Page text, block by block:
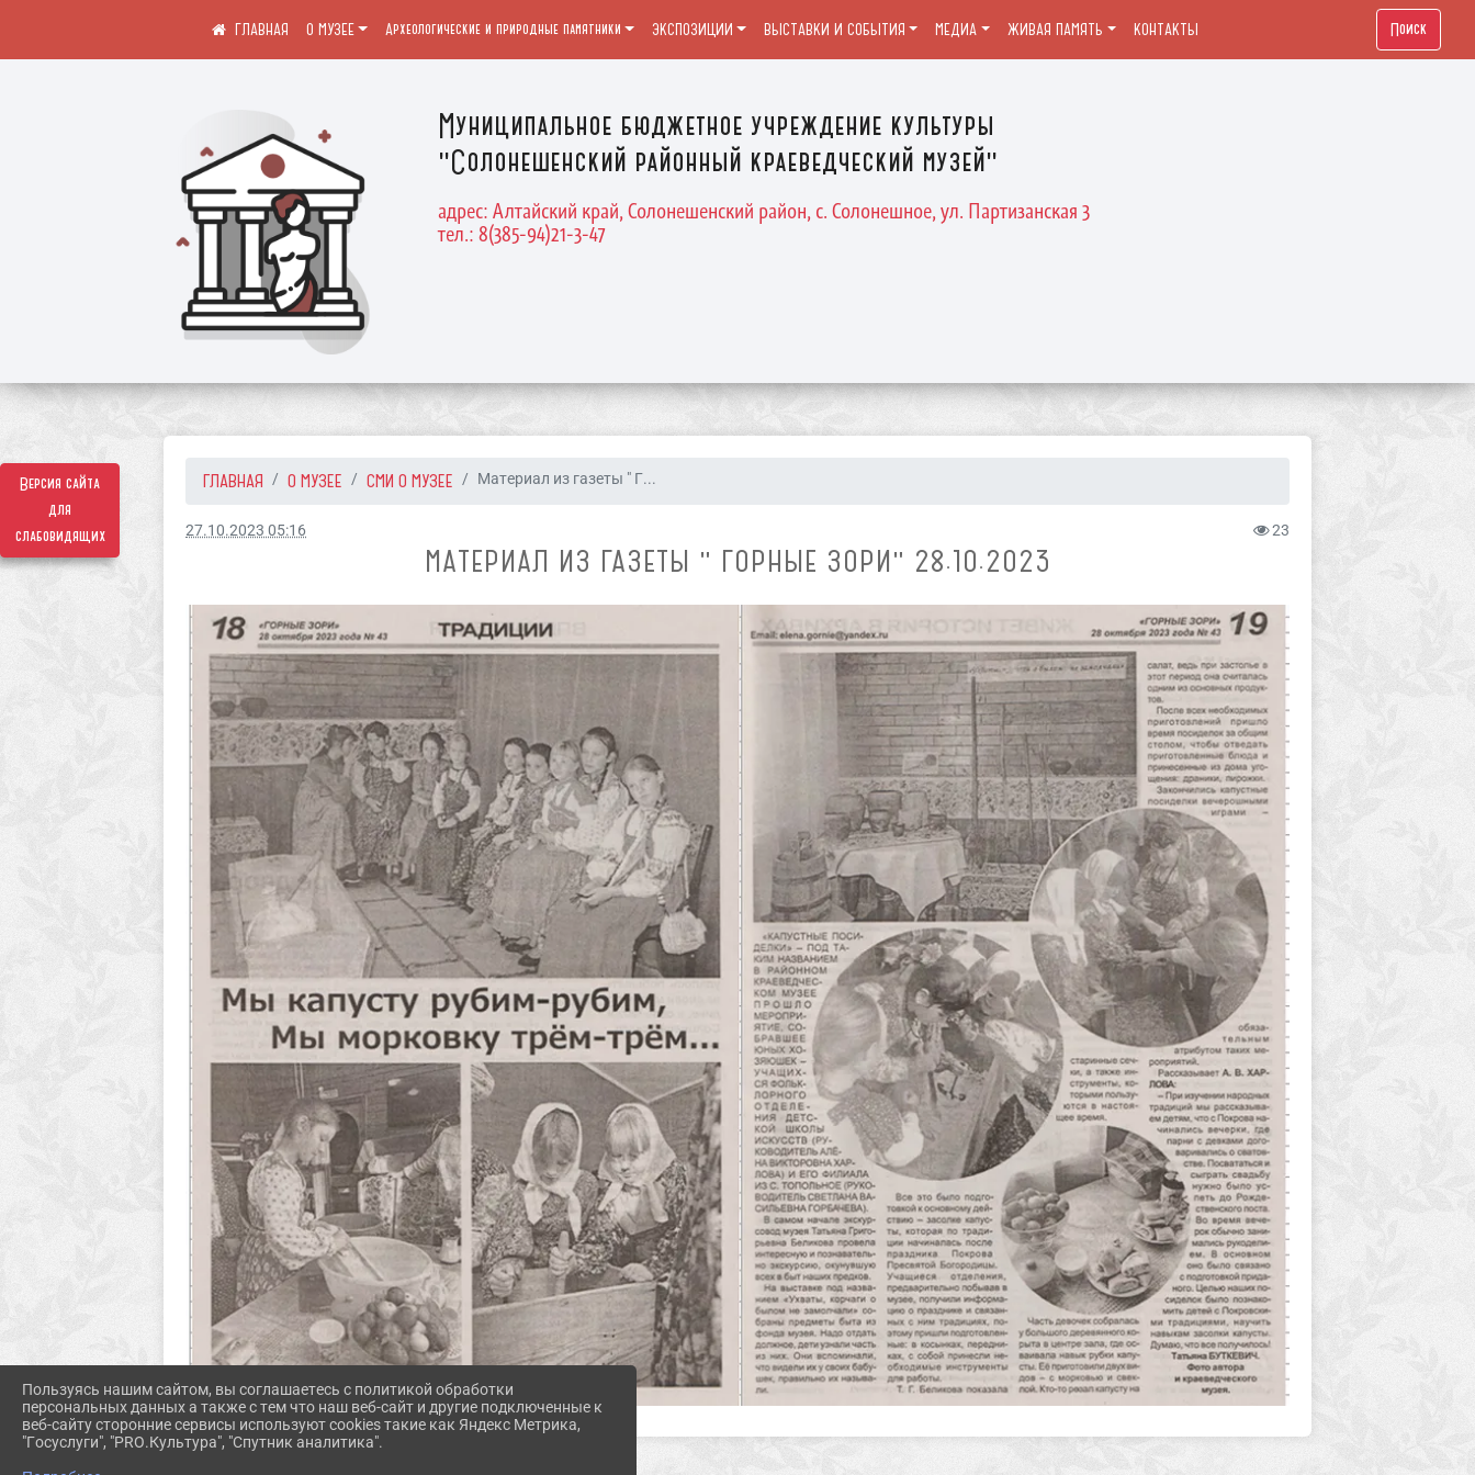
Версия сайта
для
слабовидящих
Муниципальное бюджетное учреждение культуры
"Солонешенский районный краеведческий музей"
адрес: Алтайский край, Солонешенский район, с. Солонешное, ул. Партизанская 3
тел.: 8(385-94)21-3-47
О МУЗЕЕ Археологические и природные памятники ЭКСПОЗИЦИИ ВЫСТАВКИ И СОБЫТИЯ МЕДИА ЖИВАЯ ПАМЯТЬ КОНТАКТЫ Поиск
ГЛАВНАЯ О МУЗЕЕ СМИ О МУЗЕЕ Материал из газеты " Г...
27.10.2023 05:16 23
МАТЕРИАЛ ИЗ ГАЗЕТЫ " ГОРНЫЕ ЗОРИ" 28.10.2023
Пользуясь нашим сайтом, вы соглашаетесь с политикой обработки
персональных данных а также с тем что наш веб-сайт и другие подключенные к
веб-сайту сторонние сервисы используют cookies такие как Яндекс Метрика,
"Госуслуги", "PRO.Культура", "Спутник аналитика".